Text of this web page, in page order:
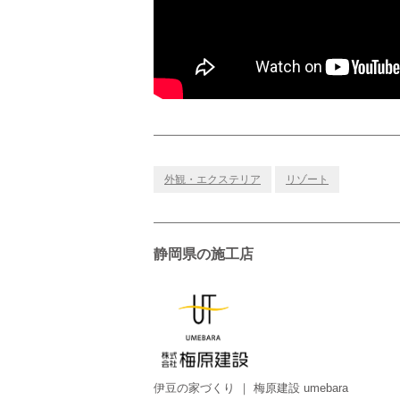
外観・エクステリア リゾート
静岡県の施工店
伊豆の家づくり ｜ 梅原建設 umebara